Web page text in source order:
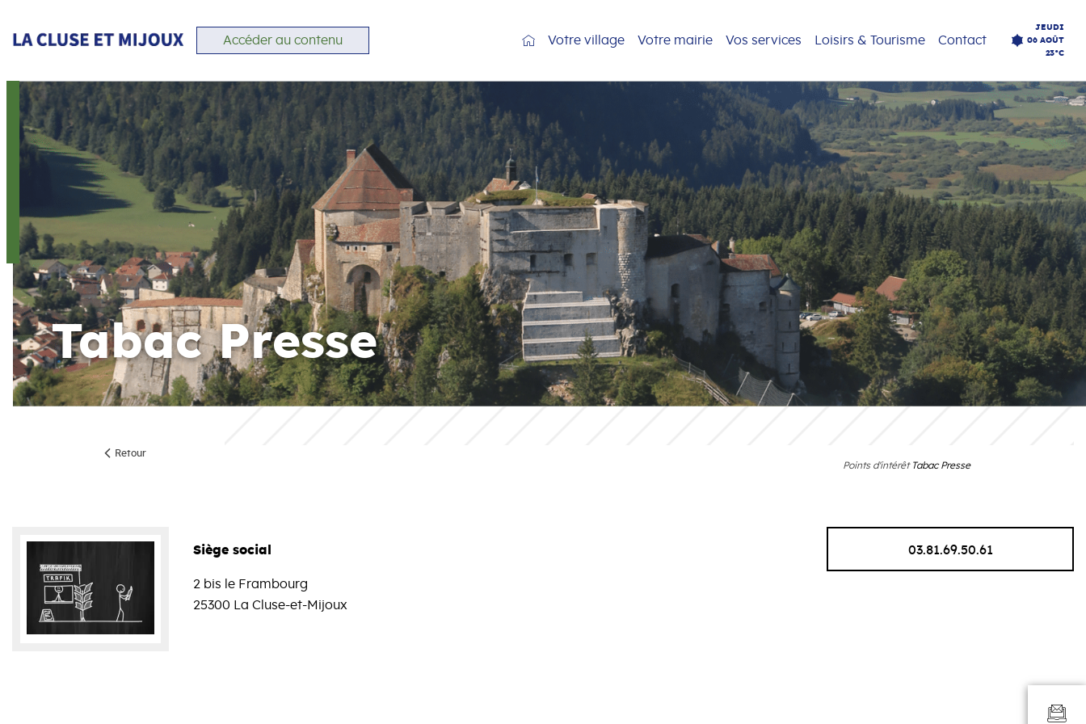
Accéder au contenu Votre village Votre mairie Vos services Loisirs & Tourisme Contact
JEUDI
06 AOÛT
23°C
Tabac Presse
Retour
Points d'intérêt Tabac Presse
Siège social
2 bis le Frambourg
25300 La Cluse-et-Mijoux
03.81.69.50.61